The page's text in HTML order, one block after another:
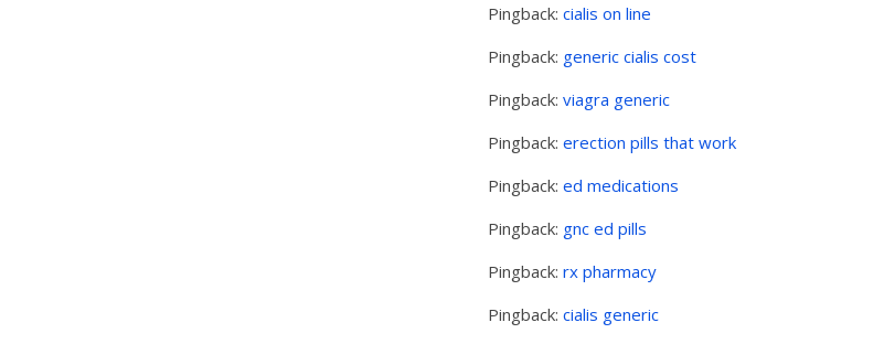
Pingback: cialis on line
Pingback: generic cialis cost
Pingback: viagra generic
Pingback: erection pills that work
Pingback: ed medications
Pingback: gnc ed pills
Pingback: rx pharmacy
Pingback: cialis generic